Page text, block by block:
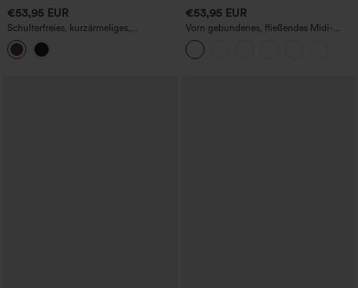
€53,95 EUR
Schulterfreies, kurzärmeliges,
figurbetontes Midikleid
€53,95 EUR
Vorn gebundenes, fließendes Midi-
Slipkleid im lässigen Leinen-Look
(Milkmaid-Stil)